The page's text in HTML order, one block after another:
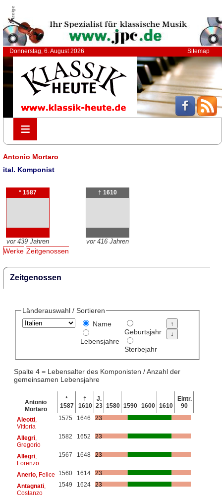
Anzeige
Donnerstag, 6. August 2026 Sitemap
≡
≡
Antonio Mortaro
ital. Komponist
* 1587
vor 439 Jahren
† 1610
vor 416 Jahren
Werke Zeitgenossen
Zeitgenossen
Länderauswahl / Sortieren
Name
Lebensjahre
Geburtsjahr
Sterbejahr
Spalte 4 = Lebensalter des Komponisten / Anzahl der
gemeinsamen Lebensjahre
Antonio
Mortaro
*
1587
†
1610
J.
23 1580 1590 1600 1610
Eintr.
90
Aleotti,
Vittoria
1575 1646 23
Allegri,
Gregorio
1582 1652 23
Allegri,
Lorenzo
1567 1648 23
Anerio, Felice 1560 1614
23
Antagnati,
Costanzo
1549 1624 23